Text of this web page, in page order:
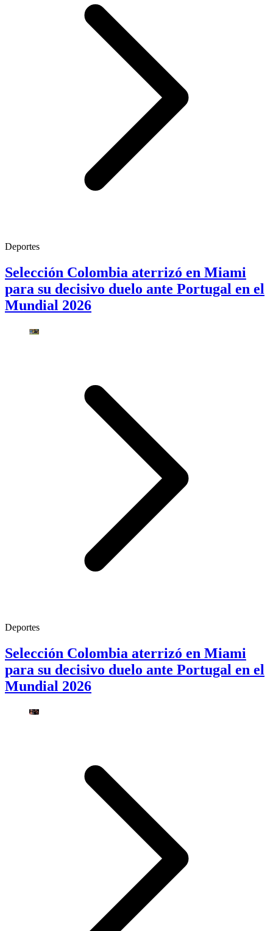
Deportes
Selección Colombia aterrizó en Miami
para su decisivo duelo ante Portugal en el
Mundial 2026
Deportes
Selección Colombia aterrizó en Miami
para su decisivo duelo ante Portugal en el
Mundial 2026